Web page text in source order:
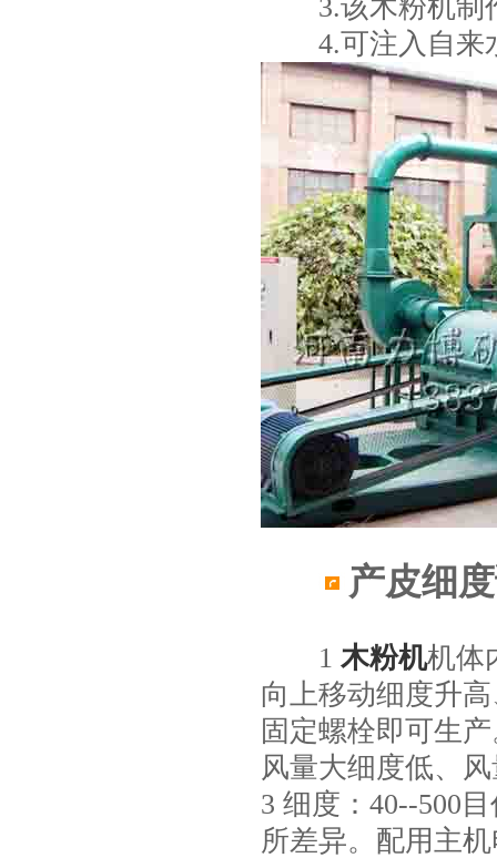
3.该木粉机制作
4.可注入自来
产皮细
1 木粉机机体
向上移动细度升
固定螺栓即可生
风量大细度低、
3 细度：40--500
所差异。配用主